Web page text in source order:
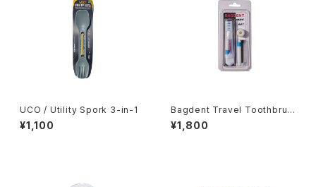
UCO / Utility Spork 3-in-1
¥1,100
Bagdent Travel Toothbrus
h Set
¥1,800